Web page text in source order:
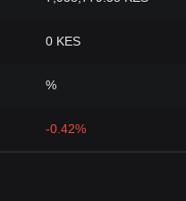
0 KES
%
-0.42%